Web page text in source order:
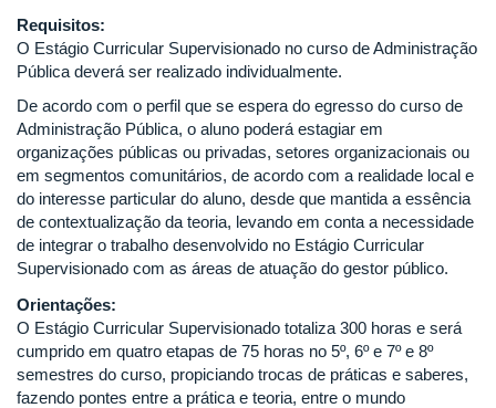
Requisitos:
O Estágio Curricular Supervisionado no curso de Administração
Pública deverá ser realizado individualmente.
De acordo com o perfil que se espera do egresso do curso de
Administração Pública, o aluno poderá estagiar em
organizações públicas ou privadas, setores organizacionais ou
em segmentos comunitários, de acordo com a realidade local e
do interesse particular do aluno, desde que mantida a essência
de contextualização da teoria, levando em conta a necessidade
de integrar o trabalho desenvolvido no Estágio Curricular
Supervisionado com as áreas de atuação do gestor público.
Orientações:
O Estágio Curricular Supervisionado totaliza 300 horas e será
cumprido em quatro etapas de 75 horas no 5º, 6º e 7º e 8º
semestres do curso, propiciando trocas de práticas e saberes,
fazendo pontes entre a prática e teoria, entre o mundo